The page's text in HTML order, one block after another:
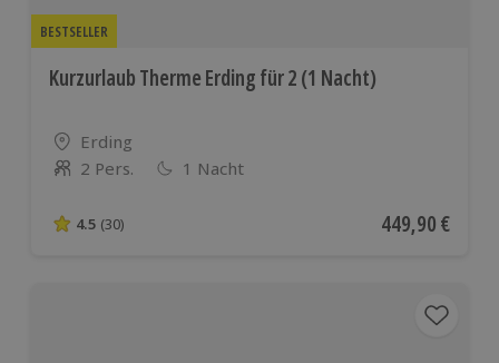
BESTSELLER
Kurzurlaub Therme Erding für 2 (1 Nacht)
Standort
Erding
Anzahl der Teilnehmer
2 Pers. 1 Nacht
4.5 von 5 Sternen basierend auf 30 Bewertungen
4.5 (30) Aktueller Preis
449,90 €